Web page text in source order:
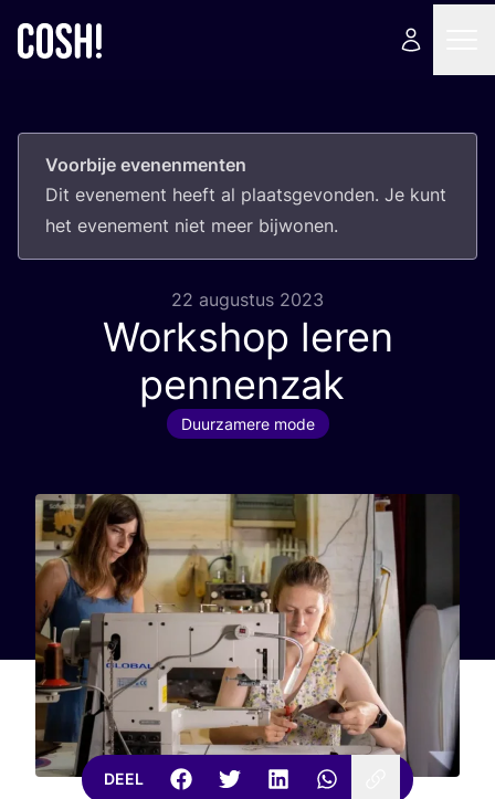
Voorbije evenenmenten
Dit eve­ne­ment heeft al plaats­ge­von­den. Je kunt
het eve­ne­ment niet meer bijwonen.
22 augustus 2023
Workshop leren
pennenzak
Duurzamere mode
DEEL